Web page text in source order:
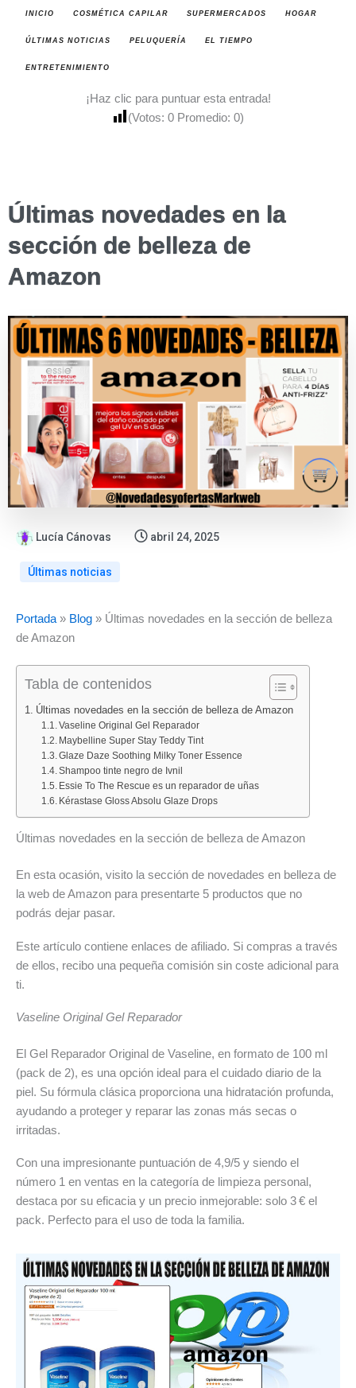
INICIO COSMÉTICA CAPILAR SUPERMERCADOS HOGAR
ÚLTIMAS NOTICIAS PELUQUERÍA EL TIEMPO
ENTRETENIMIENTO
¡Haz clic para puntuar esta entrada!
(Votos: 0 Promedio: 0)
Últimas novedades en la
sección de belleza de
Amazon
Lucía Cánovas abril 24, 2025
Últimas noticias
Portada » Blog » Últimas novedades en la sección de belleza
de Amazon
Tabla de contenidos
Últimas novedades en la sección de belleza de Amazon
Vaseline Original Gel Reparador
Maybelline Super Stay Teddy Tint
Glaze Daze Soothing Milky Toner Essence
Shampoo tinte negro de Ivnil
Essie To The Rescue es un reparador de uñas
Kérastase Gloss Absolu Glaze Drops
Últimas novedades en la sección de belleza de Amazon
En esta ocasión, visito la sección de novedades en belleza de
la web de Amazon para presentarte 5 productos que no
podrás dejar pasar.
Este artículo contiene enlaces de afiliado. Si compras a través
de ellos, recibo una pequeña comisión sin coste adicional para
ti.
Vaseline Original Gel Reparador
El Gel Reparador Original de Vaseline, en formato de 100 ml
(pack de 2), es una opción ideal para el cuidado diario de la
piel. Su fórmula clásica proporciona una hidratación profunda,
ayudando a proteger y reparar las zonas más secas o
irritadas.
Con una impresionante puntuación de 4,9/5 y siendo el
número 1 en ventas en la categoría de limpieza personal,
destaca por su eficacia y un precio inmejorable: solo 3 € el
pack. Perfecto para el uso de toda la familia.
en
PcComponentes:
el
proyector
Nilait
Scene
Lite
alcanza
su
precio
histórico
por
solo
€
hoy
de
Folletos
agosto
2026:
todas
las
ofertas
de
Alimentación
y
Bazar
del
Lidl
10
de
agosto
2026:
deporte,
y
las
de
la
Lidl
alimentación
del
de
de
2026:
las
ofertas
la
semana
con
Findes
descubre
las
ofertas
del
al
9
de
2026
Ofertas
agosto
2026:
todos
los
folletos
y
promociones
del
mes